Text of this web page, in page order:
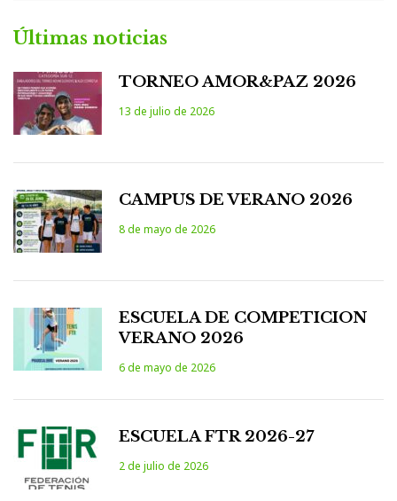
Últimas noticias
TORNEO AMOR&PAZ 2026
13 de julio de 2026
CAMPUS DE VERANO 2026
8 de mayo de 2026
ESCUELA DE COMPETICION
VERANO 2026
6 de mayo de 2026
ESCUELA FTR 2026-27
2 de julio de 2026